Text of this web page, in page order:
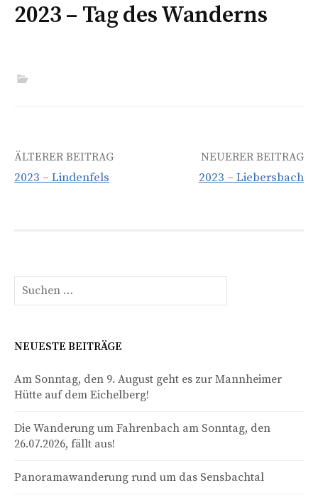
2023 – Tag des Wanderns
Beitrags-
ÄLTERER BEITRAG
2023 – Lindenfels
NEUERER BEITRAG
2023 – Liebersbach
Suchen
nach:
NEUESTE BEITRÄGE
Am Sonntag, den 9. August geht es zur Mannheimer
Hütte auf dem Eichelberg!
Die Wanderung um Fahrenbach am Sonntag, den
26.07.2026, fällt aus!
Panoramawanderung rund um das Sensbachtal